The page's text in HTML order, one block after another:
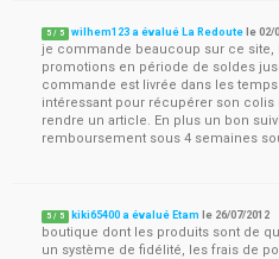
5 / 5 wilhem123 a évalué La Redoute le02/
je commande beaucoup sur ce site,
promotions en période de soldes
commande est livrée dans les
intéressant pour récupérer son
rendre un article. En plus un bon
remboursement sous 4 semaines
5 / 5 kiki65400 a évalué Etam le 26/07/2012
boutique dont les produits sont de
un système de fidélité, les frais de